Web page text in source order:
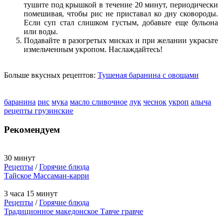
тушите под крышкой в течение 20 минут, периодически
помешивая, чтобы рис не приставал ко дну сковороды.
Если суп стал слишком густым, добавьте еще бульона
или воды.
Подавайте в разогретых мисках и при желании украсьте
измельченным укропом. Наслаждайтесь!
Больше вкусных рецептов: Тушеная баранина с овощами
баранина рис мука масло сливочное лук чеснок укроп алыча
рецепты грузинские
Рекомендуем
30 минут
Рецепты /Горячие блюда
Тайское Массаман-карри
3 часа 15 минут
Рецепты /Горячие блюда
Традиционное македонское Тавче гравче